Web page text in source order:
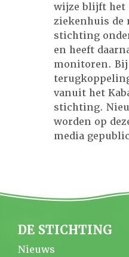
wijze blijft het
ziekenhuis de
stichting
en heeft
monitoren.
vanuit het
stichting.
worden op
media
DE STICHTING
Nieuws